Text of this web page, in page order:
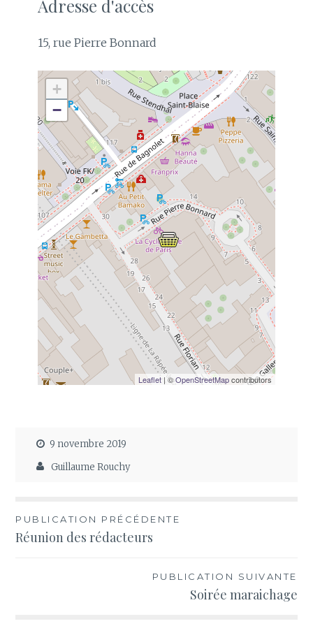
Adresse d'accès
15, rue Pierre Bonnard
+
−
Leaflet | ©OpenStreetMapcontributors
9 novembre 2019
Guillaume Rouchy
Navigation
de
PUBLICATION PRÉCÉDENTE
Réunion des rédacteurs
PUBLICATION SUIVANTE
Soirée maraichage